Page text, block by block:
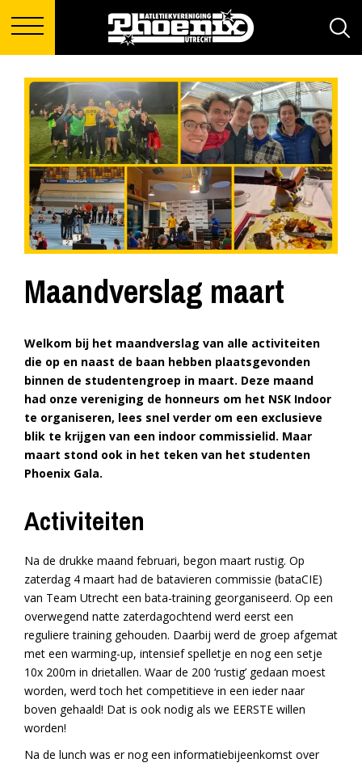
Maandverslag maart
Welkom bij het maandverslag van alle activiteiten
die op en naast de baan hebben plaatsgevonden
binnen de studentengroep in maart. Deze maand
had onze vereniging de honneurs om het NSK Indoor
te organiseren, lees snel verder om een exclusieve
blik te krijgen van een indoor commissielid. Maar
maart stond ook in het teken van het studenten
Phoenix Gala.
Activiteiten
Na de drukke maand februari, begon maart rustig. Op
zaterdag 4 maart had de batavieren commissie (bataCIE)
van Team Utrecht een bata-training georganiseerd. Op een
overwegend natte zaterdagochtend werd eerst een
reguliere training gehouden. Daarbij werd de groep afgemat
met een warming-up, intensief spelletje en nog een setje
10x 200m in drietallen. Waar de 200 ‘rustig’ gedaan moest
worden, werd toch het competitieve in een ieder naar
boven gehaald! Dat is ook nodig als we EERSTE willen
worden!
Na de lunch was er nog een informatiebijeenkomst over